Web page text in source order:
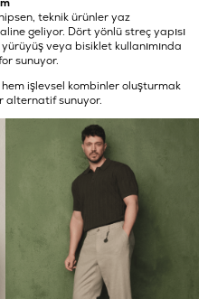
teknik ürünler yaz
geliyor. Dört yönlü streç yapısı
veya bisiklet kullanımında
sunuyor.
işlevsel kombinler oluşturmak
alternatif sunuyor.